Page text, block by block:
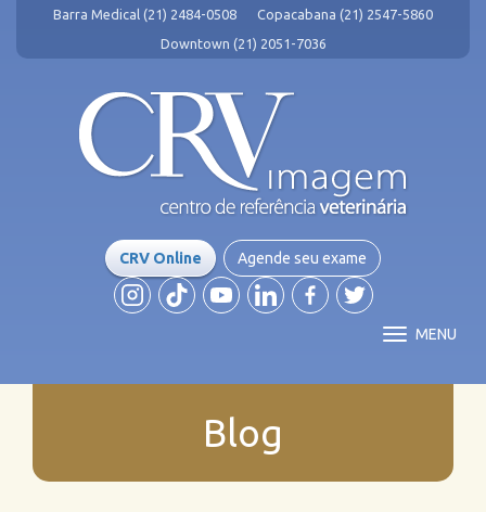
Barra Medical (21) 2484-0508
Copacabana (21) 2547-5860
Downtown (21) 2051-7036
CRV Online Agende seu exame
MENU
Blog